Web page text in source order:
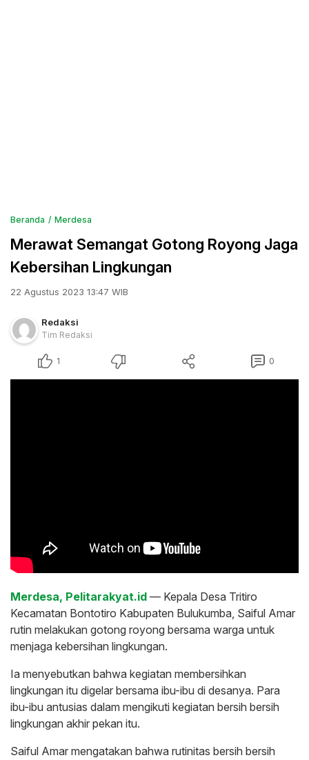
Beranda Merdesa
Merawat Semangat Gotong Royong Jaga
Kebersihan Lingkungan
22 Agustus 2023 13:47 WIB
Redaksi
Tim Redaksi
1 0
Merdesa, Pelitarakyat.id — Kepala Desa Tritiro
Kecamatan Bontotiro Kabupaten Bulukumba, Saiful Amar
rutin melakukan gotong royong bersama warga untuk
menjaga kebersihan lingkungan.
Ia menyebutkan bahwa kegiatan membersihkan
lingkungan itu digelar bersama ibu-ibu di desanya. Para
ibu-ibu antusias dalam mengikuti kegiatan bersih bersih
lingkungan akhir pekan itu.
Saiful Amar mengatakan bahwa rutinitas bersih bersih